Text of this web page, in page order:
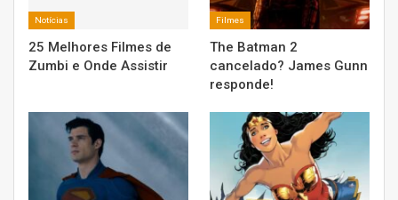
Notícias
25 Melhores Filmes de
Zumbi e Onde Assistir
Filmes
The Batman 2
cancelado? James Gunn
responde!